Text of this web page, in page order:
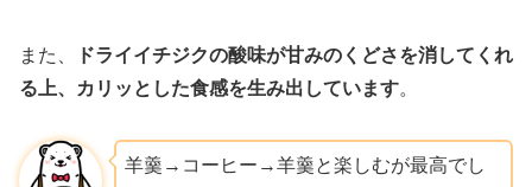
また、
ドライイチジクの酸味が甘みのくどさを消してくれ
る上、カリッとした食感を生み出しています。
羊羹→コーヒー→羊羹と楽しむが最高でし